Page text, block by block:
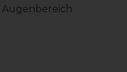
Augenbereich